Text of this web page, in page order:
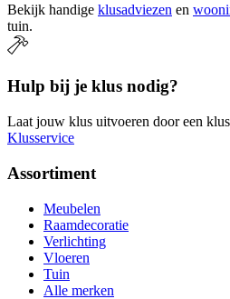
Bekijk handige klusadviezen en
tuin.
Hulp bij je klus nodig?
Laat jouw klus uitvoeren door een
Klusservice
Assortiment
Meubelen
Raamdecoratie
Verlichting
Vloeren
Tuin
Alle merken